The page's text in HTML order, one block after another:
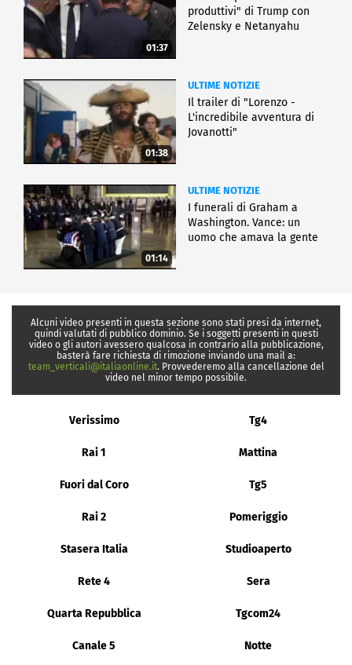
01:37
produttivi" di Trump con
Zelensky e Netanyahu
01:38
ULTIME NOTIZIE
Il trailer di "Lorenzo -
L'incredibile avventura di
Jovanotti"
01:14
ULTIME NOTIZIE
I funerali di Graham a
Washington. Vance: un
uomo che amava la gente
Alcuni video presenti in questa sezione sono stati presi da internet,
quindi valutati di pubblico dominio. Se i soggetti presenti in questi
video o gli autori avessero qualcosa in contrario alla pubblicazione,
basterà fare richiesta di rimozione inviando una mail a:
team_verticali@italiaonline.it. Provvederemo alla cancellazione del
video nel minor tempo possibile.
Verissimo Tg4
Rai 1 Mattina
Fuori dal Coro Tg5
Rai 2 Pomeriggio
Stasera Italia Studioaperto
Rete 4 Sera
Quarta Repubblica Tgcom24
Canale 5 Notte